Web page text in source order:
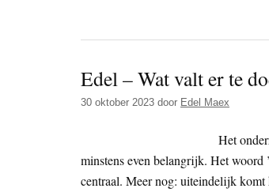
Edel – Wat valt er te
30 oktober 2023 door Edel Maex
Het
minstens even belangrijk. Het woord
centraal. Meer nog: uiteindelijk